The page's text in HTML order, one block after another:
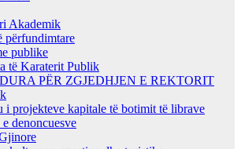
Akademik
përfundimtare
publike
të Karaterit Publik
PËR ZGJEDHJEN E REKTORIT
i projekteve kapitale të botimit të librave
denoncuesve